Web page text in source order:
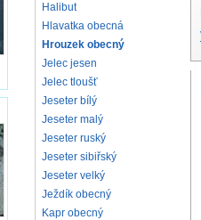
Halibut
Hlavatka obecná
Hrouzek obecný
Jelec jesen
Jelec tloušť
Jeseter bílý
Jeseter malý
Jeseter ruský
Jeseter sibiřský
Jeseter velký
Ježdík obecný
Kapr obecný